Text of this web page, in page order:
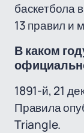
баскетбола
13 правил и
В каком
1891-й, 21
Правила
Triangle.